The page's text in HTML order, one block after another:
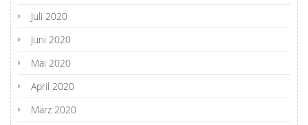
Juli 2020
Juni 2020
Mai 2020
April 2020
März 2020